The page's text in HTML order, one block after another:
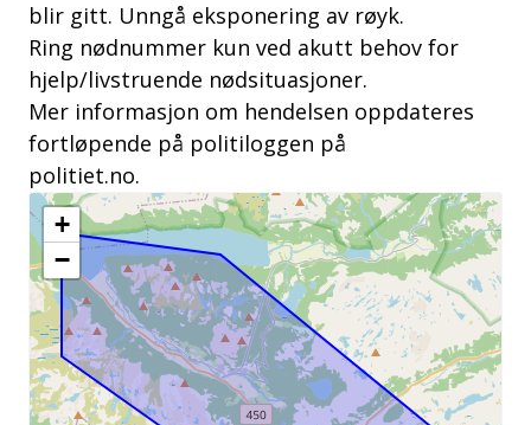
blir gitt. Unngå eksponering av røyk.
Ring nødnummer kun ved akutt behov for
hjelp/livstruende nødsituasjoner.
Mer informasjon om hendelsen oppdateres
fortløpende på politiloggen på
politiet.no.
+
−